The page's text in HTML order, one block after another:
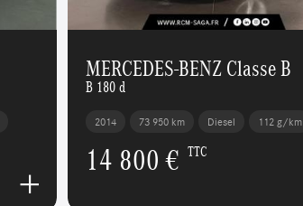
MERCEDES-BENZ Classe B
B 180 d
2014 73 950 km Diesel 112 g/km
14 800 € TTC